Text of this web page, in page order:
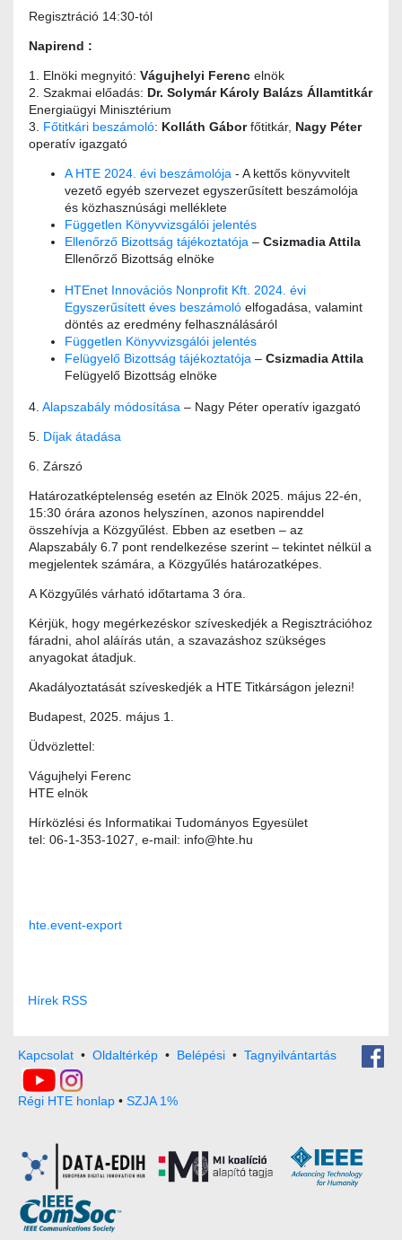
Regisztráció 14:30-tól
Napirend :
1. Elnöki megnyitó: Vágujhelyi Ferenc elnök
2. Szakmai előadás: Dr. Solymár Károly Balázs Államtitkár
Energiaügyi Minisztérium
3. Főtitkári beszámoló: Kolláth Gáborfőtitkár, Nagy Péter
operatív igazgató
A HTE 2024. évi beszámolója - A kettős könyvvitelt
vezető egyéb szervezet egyszerűsített beszámolója
és közhasznúsági melléklete
Független Könyvvizsgálói jelentés
Ellenőrző Bizottság tájékoztatója – Csizmadia Attila
Ellenőrző Bizottság elnöke
HTEnet Innovációs Nonprofit Kft. 2024. évi
Egyszerűsített éves beszámoló elfogadása, valamint
döntés az eredmény felhasználásáról
Független Könyvvizsgálói jelentés
Felügyelő Bizottság tájékoztatója – Csizmadia Attila
Felügyelő Bizottság elnöke
4. Alapszabály módosítása – Nagy Péter operatív igazgató
5. Díjak átadása
6. Zárszó
Határozatképtelenség esetén az Elnök 2025. május 22-én,
15:30 órára azonos helyszínen, azonos napirenddel
összehívja a Közgyűlést. Ebben az esetben – az
Alapszabály 6.7 pont rendelkezése szerint – tekintet nélkül a
megjelentek számára, a Közgyűlés határozatképes.
A Közgyűlés várható időtartama 3 óra.
Kérjük, hogy megérkezéskor szíveskedjék a Regisztrációhoz
fáradni, ahol aláírás után, a szavazáshoz szükséges
anyagokat átadjuk.
Akadályoztatását szíveskedjék a HTE Titkárságon jelezni!
Budapest, 2025. május 1.
Üdvözlettel:
Vágujhelyi Ferenc
HTE elnök
Hírközlési és Informatikai Tudományos Egyesület
tel: 06-1-353-1027, e-mail: info@hte.hu
hte.event-export
Hírek RSS
Kapcsolat • Oldaltérkép • Belépési • Tagnyilvántartás
Régi HTE honlap • SZJA 1%